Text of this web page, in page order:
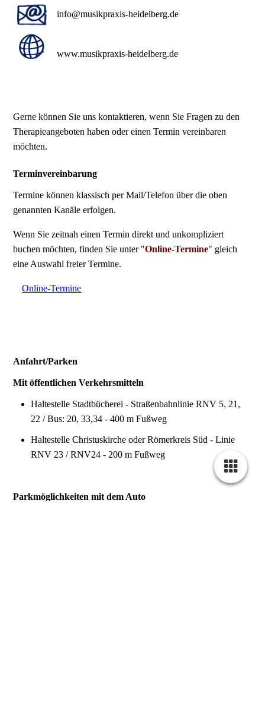
info@musikpraxis-heidelberg.de
www.musikpraxis-heidelberg.de
Gerne können Sie uns kontaktieren, wenn Sie Fragen zu den
Therapieangeboten haben oder einen Termin vereinbaren
möchten.
Terminvereinbarung
Termine können klassisch per Mail/Telefon über die oben
genannten Kanäle erfolgen.
Wenn Sie zeitnah einen Termin direkt und unkompliziert
buchen möchten, finden Sie unter "Online-Termine" gleich
eine Auswahl freier Termine.
Online-Termine
Anfahrt/Parken
Mit öffentlichen Verkehrsmitteln
Haltestelle Stadtbücherei - Straßenbahnlinie RNV 5, 21,
22 / Bus: 20, 33,34 - 400 m Fußweg
Haltestelle Christuskirche oder Römerkreis Süd - Linie
RNV 23 / RNV24 - 200 m Fußweg
Parkmöglichkeiten mit dem Auto